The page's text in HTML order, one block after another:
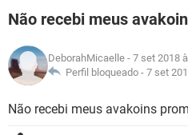
INSTAGRAM
GUIA DE COMPRAS
INSTAGRAM
GUIA DE COMPRAS
JOGOS
CELULAR
OUTLOOK
INSTAGRAM
JOGOS
CELULAR
OUTLOOK
GLOSSÁRIO
JOGOS
Não recebi meus
DeborahMicaelle - 7 set 2018
Perfil bloqueado - 7 set
Não recebi meus avakoins